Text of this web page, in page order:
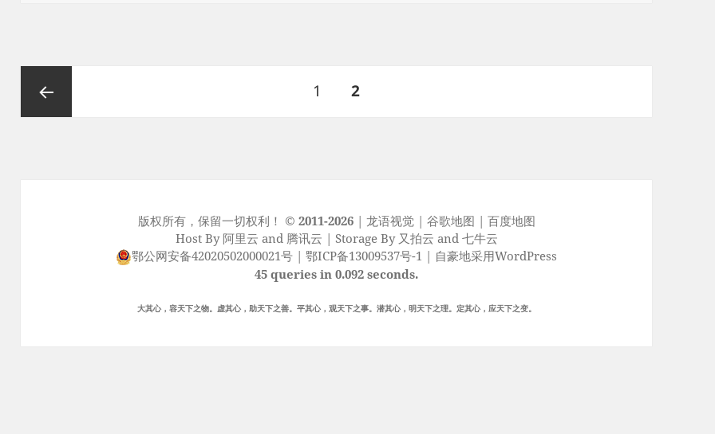
页
1 页
2
版权所有，保留一切权利！ © 2011-2026| 龙语视觉| 谷歌地图 | 百度地图
Host By 阿里云 and 腾讯云 | Storage By 又拍云 and 七牛云
鄂公网安备42020502000021号 |鄂ICP备13009537号-1 | 自豪地采用WordPress
45 queries in 0.092 seconds.
大其心，容天下之物。虚其心，助天下之善。平其心，观天下之事。潜其心，明天下之理。定其心，应天下之变。